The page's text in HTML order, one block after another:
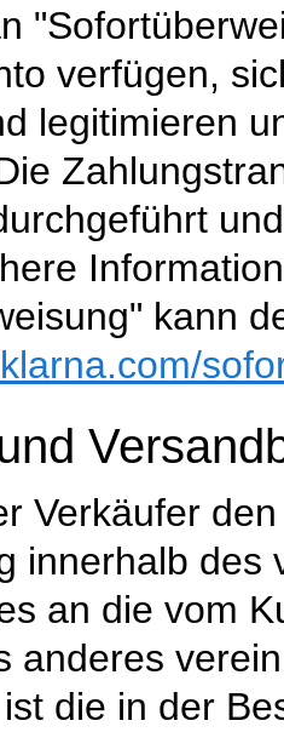
verfügen,
legitimieren
kann
/
Verkäufer
innerhalb des
an die vom
anderes
die in der